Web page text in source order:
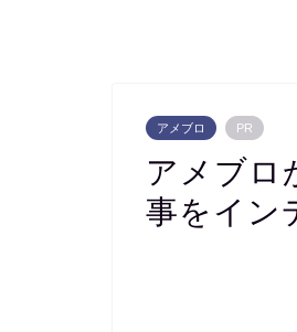
アメブロ PR
アメブロ
事をイン